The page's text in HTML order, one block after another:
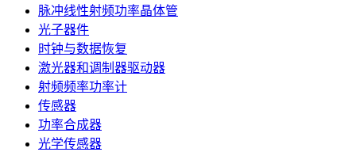
脉冲线性射频功率晶体管
光子器件
时钟与数据恢复
激光器和调制器驱动器
射频频率功率计
传感器
功率合成器
光学传感器